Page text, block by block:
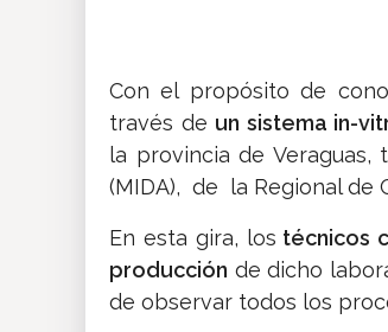
Con el propósito de
través de un sistema in-
la provincia de Veraguas,
(MIDA), de la Regional de
En esta gira, los técnicos
producción de dicho
de observar todos los